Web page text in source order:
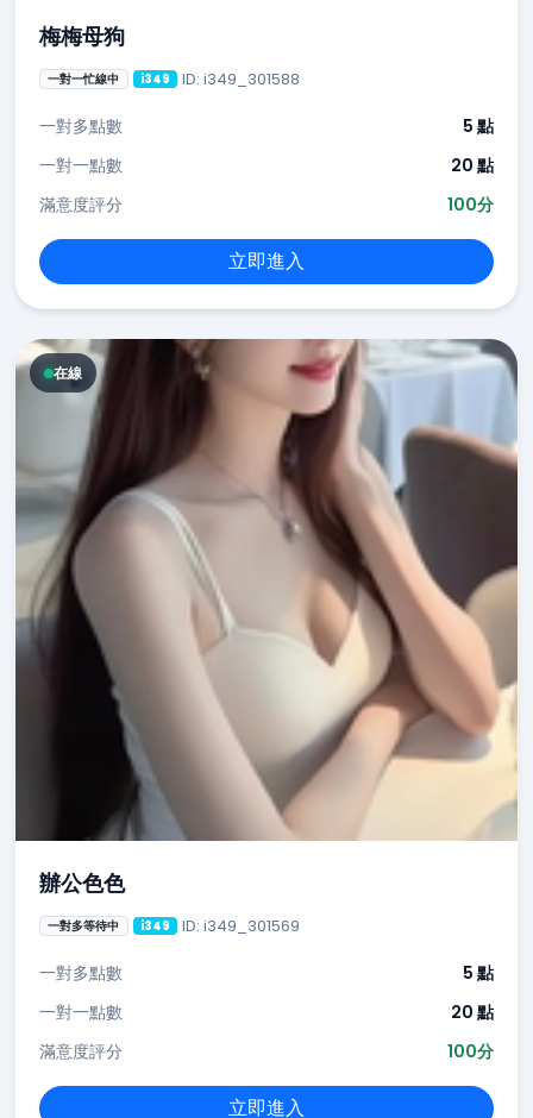
梅梅母狗
一對一忙線中 i349 ID: i349_301588
一對多點數
5 點
一對一點數
20 點
滿意度評分
100分
立即進入
在線
辦公色色
一對多等待中 i349 ID: i349_301569
一對多點數
5 點
一對一點數
20 點
滿意度評分
100分
立即進入